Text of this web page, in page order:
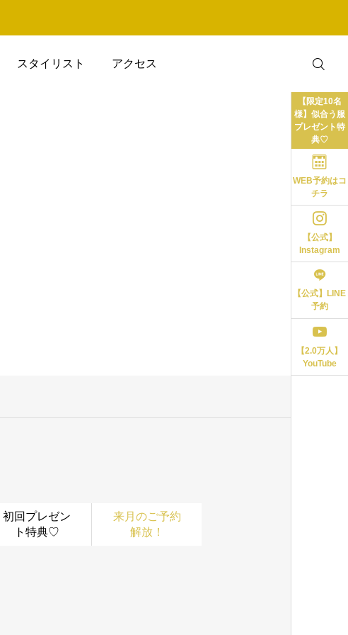
スタイリスト アクセス
【限定10名
様】似合う服
プレゼント特
典♡
WEB予約はコ
チラ
【公式】
Instagram
【公式】LINE
予約
【2.0万人】
YouTube
初回プレゼン
ト特典♡
来月のご予約
解放！